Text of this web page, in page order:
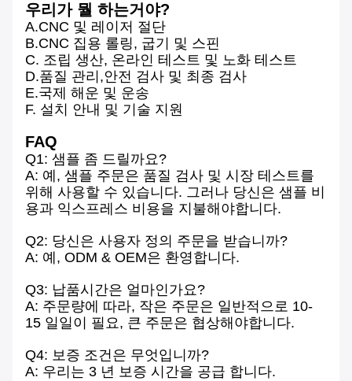
우리가 뭘 하는거야?
A.CNC 및 레이저 절단
B.CNC 집용 롤링, 굽기 및 스핀
C. 조립 생산, 온라인 테스트 및 노화 테스트
D.품질 관리,안전 검사 및 최종 검사
E.국제 해운 및 운송
F. 설치 안내 및 기술 지원
FAQ
Q1: 샘플 좀 드릴까요?
A: 예, 샘플 주문은 품질 검사 및 시장 테스트를
위해 사용할 수 있습니다. 그러나 당신은 샘플 비
용과 익스프레스 비용을 지불해야합니다.
Q2: 당신은 사용자 정의 주문을 받습니까?
A: 예, ODM & OEM은 환영합니다.
Q3: 납품시간은 얼마인가요?
A: 주문량에 따라, 작은 주문은 일반적으로 10-
15 일일이 필요, 큰 주문은 협상해야합니다.
Q4: 보증 조건은 무엇입니까?
A: 우리는 3 년 보증 시간을 공급 합니다.